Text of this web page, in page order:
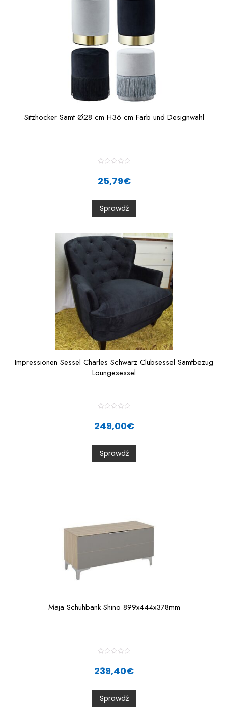
Sitzhocker Samt Ø28 cm H36 cm Farb und Designwahl
t
0
o
u
t
5
25,79€
Sprawdź
Impressionen Sessel Charles Schwarz Clubsessel Samtbezug
Loungesessel
t
0
o
u
t
249,00€
Sprawdź
Maja Schuhbank Shino 899x444x378mm
t
0
o
u
239,40€
Sprawdź